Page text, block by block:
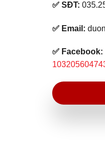
✅ SĐT:
✅ Email:
✅ Facebook: